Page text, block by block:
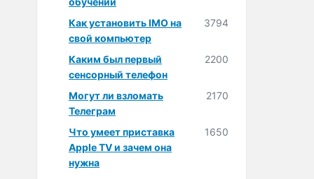
Как установить IMO на
свой компьютер
3794
Каким был первый
сенсорный телефон
2200
Могут ли взломать
Телеграм
2170
Что умеет приставка
Apple TV и зачем она
нужна
1650